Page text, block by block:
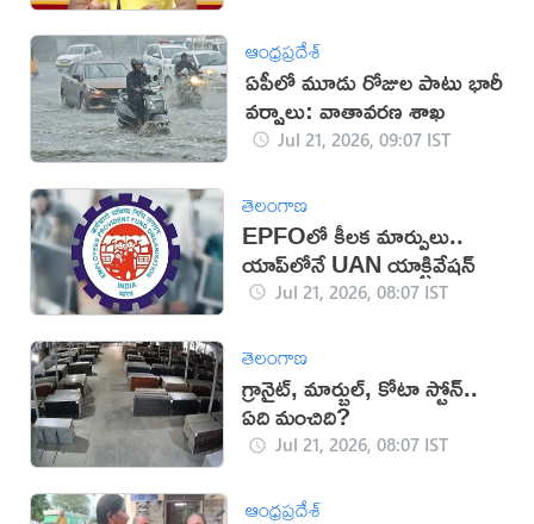
ఆంధ్రప్రదేశ్
ఏపీలో మూడు రోజుల పాటు భారీ
వర్షాలు: వాతావరణ శాఖ
Jul 21, 2026, 09:07 IST
తెలంగాణ
EPFOలో కీలక మార్పులు..
యాప్‌లోనే UAN యాక్టివేషన్
Jul 21, 2026, 08:07 IST
తెలంగాణ
గ్రానైట్, మార్బుల్, కోటా స్టోన్‌..
ఏది మంచిది?
Jul 21, 2026, 08:07 IST
ఆంధ్రప్రదేశ్